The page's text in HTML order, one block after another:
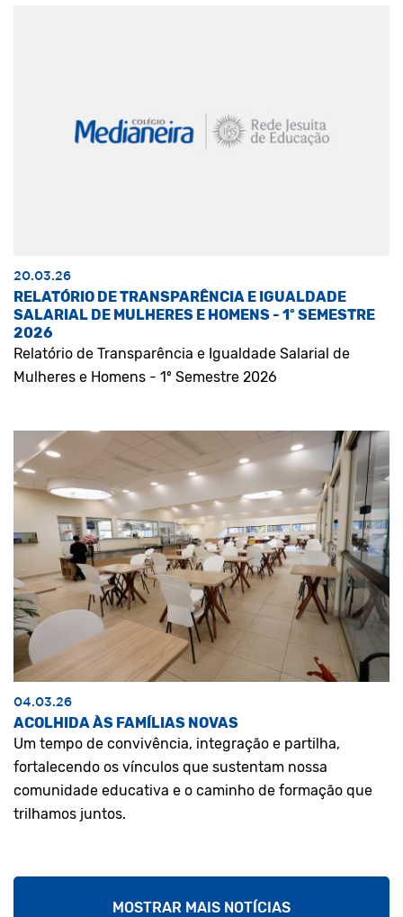
20.03.26
RELATÓRIO DE TRANSPARÊNCIA E IGUALDADE
SALARIAL DE MULHERES E HOMENS - 1º SEMESTRE
2026
Relatório de Transparência e Igualdade Salarial de
Mulheres e Homens - 1º Semestre 2026
04.03.26
ACOLHIDA ÀS FAMÍLIAS NOVAS
Um tempo de convivência, integração e partilha,
fortalecendo os vínculos que sustentam nossa
comunidade educativa e o caminho de formação que
trilhamos juntos.
MOSTRAR MAIS NOTÍCIAS